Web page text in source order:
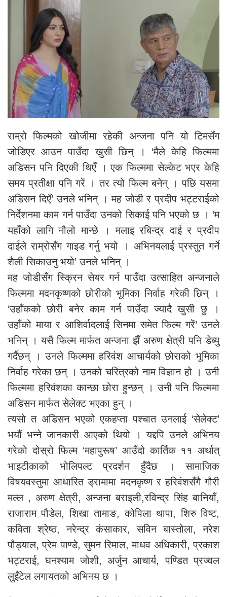
राम्रो फिल्मको खोजीमा रहेकी अन्जना पनि यो टिमसँग
जोडिएर आउन पाउँदा खुसी छिन् । ‘मैले केहि फिल्ममा
अडिसन पनि दिएकी थिएँ । एक फिल्ममा सेल्केट भएर केहि
समय प्रतीक्षा पनि गरें । तर त्यो फिल्म बनेन् । पछि यसमा
अडिसन दिएँ’ उनले भनिन् । मह जोडी र प्रदीप भट्टराईको
निर्देशनमा काम गर्न पाउँदा उनको सिकाई पनि भएको छ । ‘म
यहाँको लागि नौलो मान्छे । मलाइ रबिन्द्र दाई र प्रदीप
दाईले राम्रोसँग गाइड गर्नु भयो । अभिनयलाई प्रस्तुत गर्ने
शैली सिकाउनु भयो’ उनले भनिन् ।
मह जोडीसँग स्क्रिन सेयर गर्न पाउँदा उत्साहित अन्जनाले
फिल्ममा मदनकृष्णको छोरीको भूमिका निर्वाह गरेकी छिन् ।
‘उहाँकको छोरी बनेर काम गर्न पाउँदा ज्यादै खुसी छु ।
उहाँको माया र आशिर्वादलाई सिनमा समेत फिल्म गरें’ उनले
भनिन् । यसै फिल्म मार्फत अन्जना झैँ अरुण क्षेत्री पनि डेब्यु
गर्दैछन् । उनले फिल्ममा हरिवंश आचार्यको छोराको भूमिका
निर्वाह गरेका छन् । उनको चरित्रको नाम विज्ञान हो । उनी
फिल्ममा हरिवंशका कान्छा छोरा हुन्छन् । उनी पनि फिल्ममा
अडिसन मार्फत सेलेक्ट भएका हुन् ।
त्यसो त अडिसन भएको एकहप्ता पश्चात उनलाई ‘सेलेक्ट’
भयौं भन्ने जानकारी आएको थियो । यद्दपि उनले अभिनय
गरेको दोस्रो फिल्म ‘महापुरूष’ आउँदो कार्तिक ११ अर्थात्
भाइटीकाको भोलिपल्ट प्रदर्शन हुँदैछ । सामाजिक
विषयवस्तुमा आधारित ड्रामामा मदनकृष्ण र हरिवंशसँगै गौरी
मल्ल , अरुण क्षेत्री, अन्जना बराइली,रविन्द्र सिंह बानियाँ,
राजाराम पौडेल, शिखा तामाङ, कोपिला थापा, शिरु विष्ट,
कविता श्रेष्ठ, नरेन्द्र कंसाकार, सविन बास्तोला, नरेश
पौड्याल, प्रेम पाण्डे, सुमन रिमाल, माधव अधिकारी, प्रकाश
भट्टराई, घनश्याम जोशी, अर्जुन आचार्य, पण्डित प्रज्वल
लुइँटेल लगायतको अभिनय छ ।